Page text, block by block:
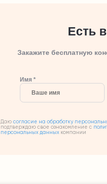
Есть
Закажите бесплатную
Имя *
Даю согласие на обработку
подтверждаю свое ознакомление с
персональных данных компании